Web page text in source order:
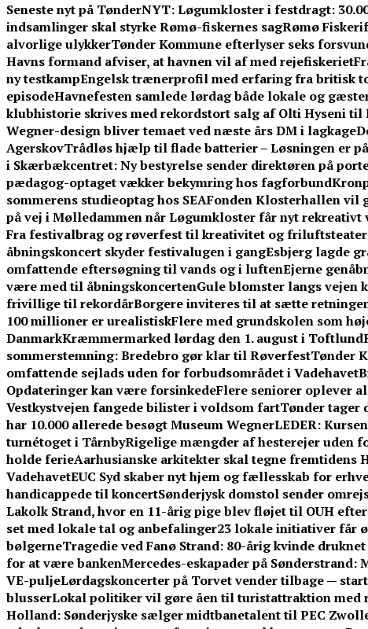
Seneste nyt på TønderNYT:Løgumkloster i festdragt:
indsamlinger skal styrke Rømø-fiskernes sagRømø
alvorlige ulykkerTønder Kommune efterlyser seks
Havns formand afviser, at havnen vil af med rejefiskeriet
ny testkampEngelsk trænerprofil med erfaring fra britisk
episodeHavnefesten samlede lørdag både lokale og
klubhistorie skrives med rekordstort salg af Olti Hyseni til
Wegner-design bliver temaet ved næste års DM i lagkage
AgerskovTrådløs hjælp til flade batterier – Løsningen er
i Skærbækcentret: Ny bestyrelse sender direktøren på
pædagog-optaget vækker bekymring hos fagforbund
sommerens studieoptag hos SEAFonden Klosterhallen vil
på vej i Mølledammen når Løgumkloster får nyt rekreativt
Fra festivalbrag og røverfest til kreativitet og friluftsteater
åbningskoncert skyder festivalugen i gangEsbjerg lagde
omfattende eftersøgning til vands og i luftenEjerne
være med til åbningskoncertenGule blomster langs vejen
frivillige til rekordårBorgere inviteres til at sætte
100 millioner er urealistiskFlere med grundskolen som
DanmarkKræmmermarked lørdag den 1. august i Toftlund
sommerstemning: Bredebro gør klar til RøverfestTønder
omfattende sejlads uden for forbudsområdet i Vadehavet
Opdateringer kan være forsinkedeFlere seniorer oplever
Vestkystvejen fangede bilister i voldsom fartTønder tager
har 10.000 allerede besøgt Museum WegnerLEDER:
turnétoget i TårnbyRigelige mængder af hesterejer uden
holde ferieAarhusianske arkitekter skal tegne fremtidens
VadehavetEUC Syd skaber nyt hjem og fællesskab for
handicappede til koncertSønderjysk domstol sender
Lakolk Strand, hvor en 11-årig pige blev fløjet til OUH
set med lokale tal og anbefalinger23 lokale initiativer får
bølgerneTragedie ved Fanø Strand: 80-årig kvinde
for at være bankenMercedes-eskapader på
VE-puljeLørdagskoncerter på Torvet vender tilbage —
blusserLokal politiker vil gøre åen til turistattraktion med
Holland: Sønderjyske sælger midtbanetalent til PEC